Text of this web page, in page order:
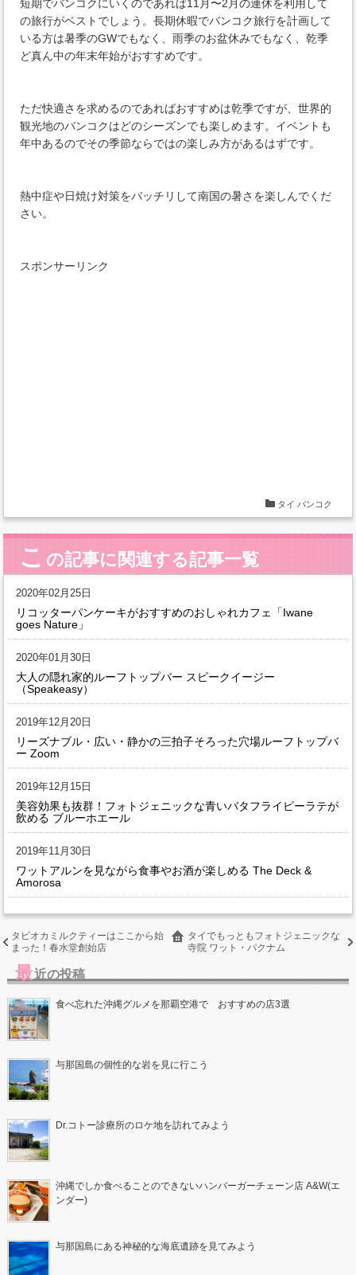
短期でバンコクにいくのであれば11月〜2月の連休を利用して
の旅行がベストでしょう。長期休暇でバンコク旅行を計画して
いる方は暑季のGWでもなく、雨季のお盆休みでもなく、乾季
ど真ん中の年末年始がおすすめです。
ただ快適さを求めるのであればおすすめは乾季ですが、世界的
観光地のバンコクはどのシーズンでも楽しめます。イベントも
年中あるのでその季節ならではの楽しみ方があるはずです。
熱中症や日焼け対策をバッチリして南国の暑さを楽しんでくだ
さい。
スポンサーリンク
タイ バンコク
この記事に関連する記事一覧
2020年02月25日
リコッターパンケーキがおすすめのおしゃれカフェ「Iwane
goes Nature」
2020年01月30日
大人の隠れ家的ルーフトップバー スピークイージー
（Speakeasy）
2019年12月20日
リーズナブル・広い・静かの三拍子そろった穴場ルーフトップバ
ー Zoom
2019年12月15日
美容効果も抜群！フォトジェニックな青いバタフライピーラテが
飲める ブルーホエール
2019年11月30日
ワットアルンを見ながら食事やお酒が楽しめる The Deck &
Amorosa
タピオカミルクティーはここから始
まった！春水堂創始店
タイでもっともフォトジェニックな
寺院 ワット・パクナム
最近の投稿
食べ忘れた沖縄グルメを那覇空港で おすすめの店3選
与那国島の個性的な岩を見に行こう
Dr.コトー診療所のロケ地を訪れてみよう
沖縄でしか食べることのできないハンバーガーチェーン店 A&W(エ
ンダー)
与那国島にある神秘的な海底遺跡を見てみよう